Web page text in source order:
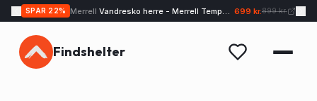
SPAR 22% Merrell Vandresko herre - Merrell Tempo EXP - Sand 699 kr.899 kr.
Findshelter